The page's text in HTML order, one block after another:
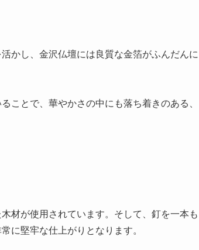
かし、金沢仏壇には良質な金箔がふんだんに
ことで、華やかさの中にも落ち着きのある、
材が使用されています。そして、釘を一本も
に堅牢な仕上がりとなります。